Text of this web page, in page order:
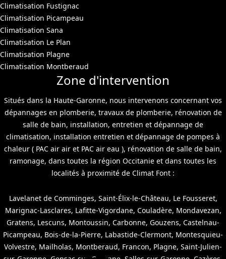
Climatisation Fustignac
Climatisation Picampeau
Climatisation Sana
Climatisation Le Plan
Climatisation Plagne
Climatisation Montberaud
Zone d'intervention
Situés dans la Haute-Garonne, nous intervenons concernant vos
dépannages en plomberie, travaux de plomberie, rénovation de
salle de bain, installation, entretien et dépannage de
climatisation, installation entretien et dépannage de pompes à
chaleur ( PAC air air et PAC air eau ), rénovation de salle de bain,
ramonage, dans toutes la région Occitanie et dans toutes les
localités à proximité de Climat Font :
Lavelanet de Comminges, Saint-Élix-le-Château, Le Fousseret,
Marignac-Lasclares, Lafitte-Vigordane, Couladère, Mondavezan,
Gratens, Lescuns, Montoussin, Carbonne, Gouzens, Castelnau-
Picampeau, Bois-de-la-Pierre, Labastide-Clermont, Montesquieu-
Volvestre, Mailholas, Montberaud, Francon, Plagne, Saint-Julien-